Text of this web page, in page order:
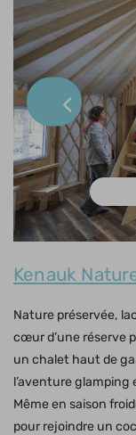
Kenauk
Nature préservée,
cœur d’une réserve
un chalet haut de
l’aventure glamping
Même en saison
pour rejoindre un